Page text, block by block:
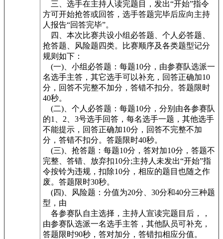
三、选手在主持人读完题目，发出“开始”指令
方可开始抢答或回答，选手答题完毕后应向主持
人报告“回答完毕”。
四、本次比赛共设小组必答题、个人必答题、
抢答题、风险题四类。比赛顺序及各类题型记分
规则如下：
(一)、小组必答题：每题10分，由参赛队选派一
名选手主答，其它选手可以补充，回答正确加10
分，回答不完整不加分，答错不扣分。答题限时
40秒。
(二)、个人必答题：每题10分，分别由各参赛队
的1、2、3号选手回答，每名选手一题，其他选手
不能提示，回答正确加10分，回答不完整不加
分，答错不扣分。答题限时40秒。
(三)、抢答题：每题10分，答对加10分，答题不
完整、答错、放弃扣10分;主持人未发出“开始”指
令按铃为违规，扣除10分，相应的题目也随之作
废。答题限时30秒。
(四)、风险题：分值为20分、30分和40分三种题
型，由
各参赛队自主选择，主持人宣读完题目后，，
由参赛队选派一名选手主答，其他队员可补充，
答题限时90秒，答对加分，答错扣相应分值。